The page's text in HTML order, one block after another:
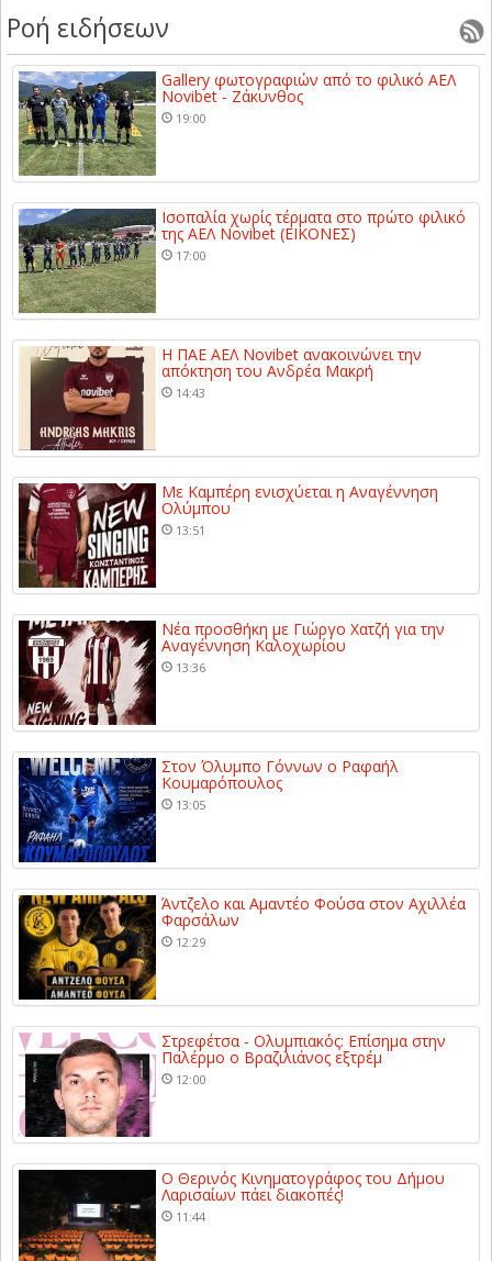
Ροή ειδήσεων
Gallery φωτογραφιών από το φιλικό ΑΕΛ
Novibet - Ζάκυνθος
19:00
Ισοπαλία χωρίς τέρματα στο πρώτο φιλικό
της ΑΕΛ Novibet (ΕΙΚΟΝΕΣ)
17:00
Η ΠΑΕ ΑΕΛ Novibet ανακοινώνει την
απόκτηση του Ανδρέα Μακρή
14:43
Με Καμπέρη ενισχύεται η Αναγέννηση
Ολύμπου
13:51
Νέα προσθήκη με Γιώργο Χατζή για την
Αναγέννηση Καλοχωρίου
13:36
Στον Όλυμπο Γόννων ο Ραφαήλ
Κουμαρόπουλος
13:05
Άντζελο και Αμαντέο Φούσα στον Αχιλλέα
Φαρσάλων
12:29
Στρεφέτσα - Ολυμπιακός: Επίσημα στην
Παλέρμο ο Βραζιλιάνος εξτρέμ
12:00
Ο Θερινός Κινηματογράφος του Δήμου
Λαρισαίων πάει διακοπές!
11:44